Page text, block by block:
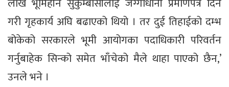
गरी गृहकार्य अघि बढाएको थियो । तर दुई तिहाईको दम्भ
बोकेको सरकारले भूमी आयोगका पदाधिकारी परिवर्तन
गर्नुबाहेक सिन्को समेत भाँचेको मैले थाहा पाएको छैन,’
उनले भने ।